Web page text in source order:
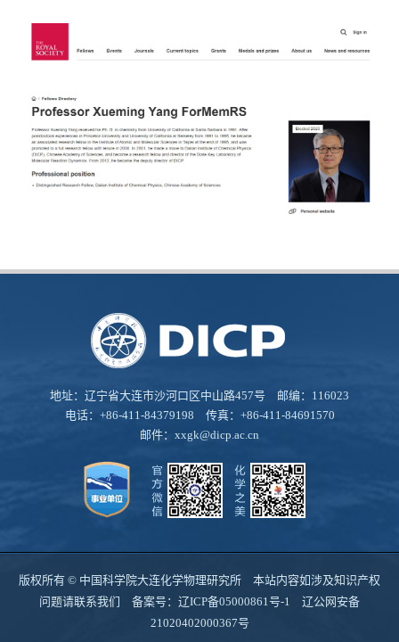
地址：辽宁省大连市沙河口区中山路457号 邮编：116023
电话：+86-411-84379198 传真：+86-411-84691570
邮件： xxgk@dicp.ac.cn
版权所有 © 中国科学院大连化学物理研究所 本站内容如涉及知识产权
问题请联系我们 备案号： 辽ICP备05000861号-1
辽公网安备
21020402000367号